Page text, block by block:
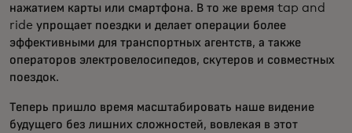
нажатием карты или смартфона. В то же время tap and
ride упрощает поездки и делает операции более
эффективными для транспортных агентств, а также
операторов электровелосипедов, скутеров и совместных
поездок.
Теперь пришло время масштабировать наше видение
будущего без лишних сложностей, вовлекая в этот